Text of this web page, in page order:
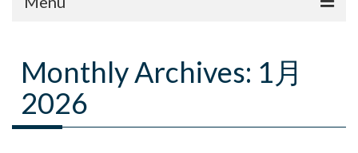
SLもおか
SLキューロク館
Monthly Archives: 1月
2026